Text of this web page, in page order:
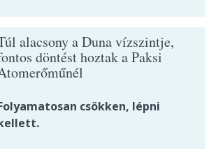
alacsony a Duna vízszintje,
döntést hoztak a Paksi
csökken, lépni